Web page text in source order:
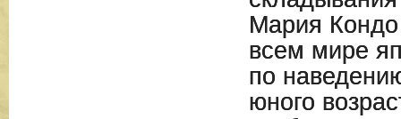
Мария
всем мире
по
юного